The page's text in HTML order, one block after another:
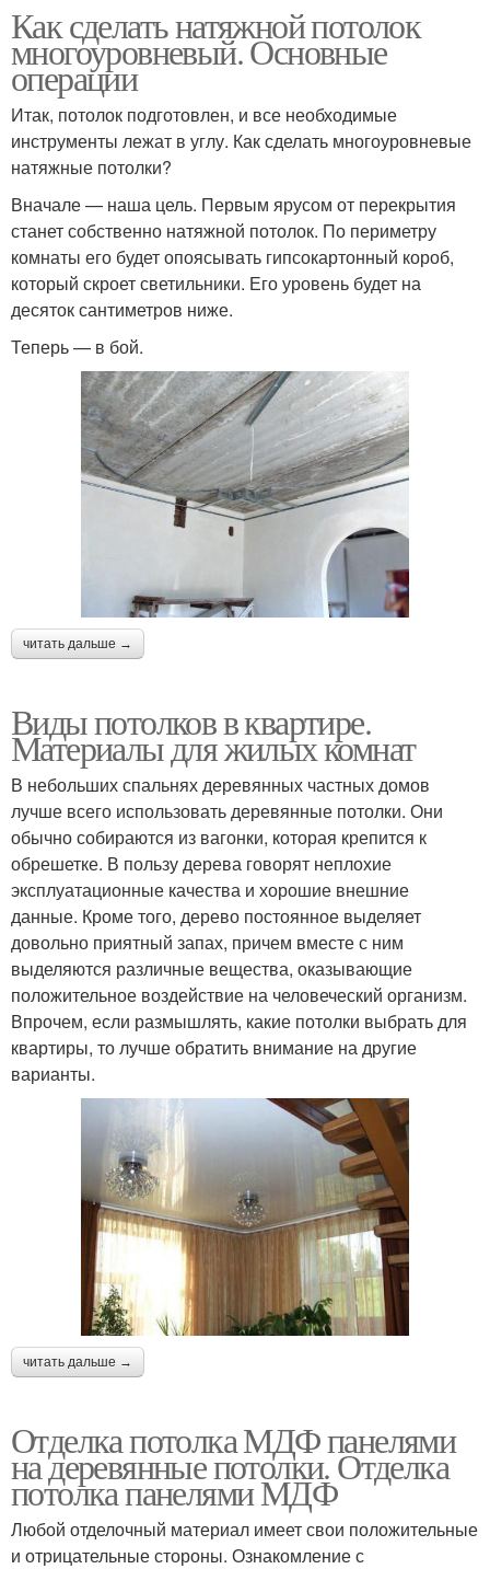
Как сделать натяжной потолок
многоуровневый. Основные
операции
Итак, потолок подготовлен, и все необходимые
инструменты лежат в углу. Как сделать многоуровневые
натяжные потолки?
Вначале — наша цель. Первым ярусом от перекрытия
станет собственно натяжной потолок. По периметру
комнаты его будет опоясывать гипсокартонный короб,
который скроет светильники. Его уровень будет на
десяток сантиметров ниже.
Теперь — в бой.
читать дальше →
Виды потолков в квартире.
Материалы для жилых комнат
В небольших спальнях деревянных частных домов
лучше всего использовать деревянные потолки. Они
обычно собираются из вагонки, которая крепится к
обрешетке. В пользу дерева говорят неплохие
эксплуатационные качества и хорошие внешние
данные. Кроме того, дерево постоянное выделяет
довольно приятный запах, причем вместе с ним
выделяются различные вещества, оказывающие
положительное воздействие на человеческий организм.
Впрочем, если размышлять, какие потолки выбрать для
квартиры, то лучше обратить внимание на другие
варианты.
читать дальше →
Отделка потолка МДФ панелями
на деревянные потолки. Отделка
потолка панелями МДФ
Любой отделочный материал имеет свои положительные
и отрицательные стороны. Ознакомление с